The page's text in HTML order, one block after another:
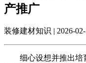
产推广
装修建材知识 | 2026-
细心设想并推出培